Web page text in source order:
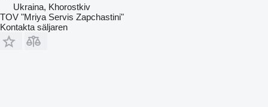
Ukraina, Khorostkiv
TOV "Mriya Servis Zapchastini"
Kontakta säljaren